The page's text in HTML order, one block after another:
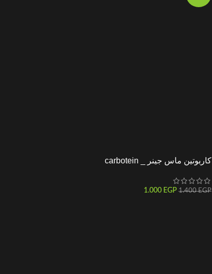
كاربوتين ماس جينر _ carbotein
1.400EGP
1.000 EGP